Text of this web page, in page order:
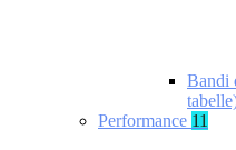
Bandi
Performance 11